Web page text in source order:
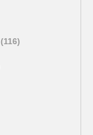
(116)